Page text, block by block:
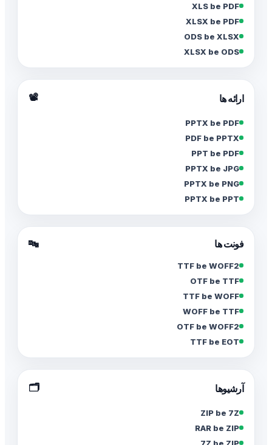
XLS be PDF
XLSX be PDF
ODS be XLSX
XLSX be ODS
ارائه ها 📽️
PPTX be PDF
PDF be PPTX
PPT be PDF
PPTX be JPG
PPTX be PNG
PPTX be PPT
فونت ها 🔤
TTF be WOFF2
OTF be TTF
TTF be WOFF
WOFF be TTF
OTF be WOFF2
TTF be EOT
آرشیوها 🗂️
ZIP be 7Z
RAR be ZIP